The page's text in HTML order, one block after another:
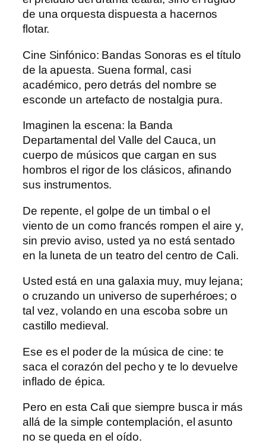
de una orquesta dispuesta a hacernos
flotar.
Cine Sinfónico: Bandas Sonoras es el título
de la apuesta. Suena formal, casi
académico, pero detrás del nombre se
esconde un artefacto de nostalgia pura.
Imaginen la escena: la Banda
Departamental del Valle del Cauca, un
cuerpo de músicos que cargan en sus
hombros el rigor de los clásicos, afinando
sus instrumentos.
De repente, el golpe de un timbal o el
viento de un corno francés rompen el aire y,
sin previo aviso, usted ya no está sentado
en la luneta de un teatro del centro de Cali.
Usted está en una galaxia muy, muy lejana;
o cruzando un universo de superhéroes; o
tal vez, volando en una escoba sobre un
castillo medieval.
Ese es el poder de la música de cine: te
saca el corazón del pecho y te lo devuelve
inflado de épica.
Pero en esta Cali que siempre busca ir más
allá de la simple contemplación, el asunto
no se queda en el oído.